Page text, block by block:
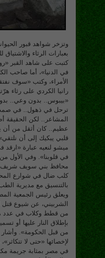
وتزخر شواهد قبور
بعبارات الرثاء
كتبت على شاهد القبر
في الدنيا»، أما صاحب
«بيبوس.. بدون وعي..
ترحل في ذهول.. في
المشاعر.. لكن الحقيقة
عظيم.. كان أثقل من أن
قلبي يبكيك إلى أن
ميشو لنعيه عبارة «ارقد
في قلوبنا». وفي
كلب ضال في شوارع
بالتنسيق مع مديرية
ويعلق رئيس الجمعية
الشربيني، عن شيوع قتل
من قطط وكلاب في عدد
بإطلاق النار عليها أو
من قبل الحكومة».
لإخصائها «حتى لا
في مصر بمثابة جريمة